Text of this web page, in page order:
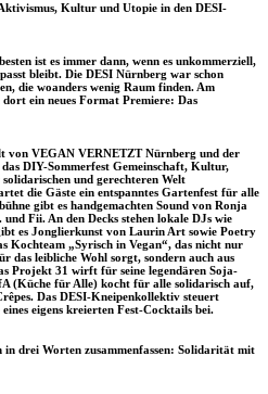
Kultur und Utopie in den DESI-
ist es immer dann, wenn es unkommerziell,
bleibt. Die DESI Nürnberg war schon
die woanders wenig Raum finden. Am
ein neues Format Premiere: Das
von VEGAN VERNETZTNürnberg und der
DIY-Sommerfest Gemeinschaft, Kultur,
und gerechteren Welt
die Gäste ein entspanntes Gartenfest für alle
gibt es handgemachten Sound von Ronja
Fii. An den Decks stehen lokale DJs wie
es Jonglierkunst von Laurin Art sowie Poetry
Kochteam „Syrisch in Vegan“, das nicht nur
das leibliche Wohl sorgt, sondern auch aus
Projekt 31 wirft für seine legendären Soja-
(Küche für Alle) kocht für alle solidarisch auf,
Das DESI-Kneipenkollektiv steuert
eigens kreierten Fest-Cocktails bei.
in drei Worten zusammenfassen: Solidarität mit